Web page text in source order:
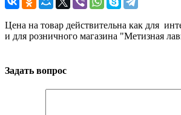
Цена на товар действительна как для
и для розничного магазина "Метизная
Задать вопрос